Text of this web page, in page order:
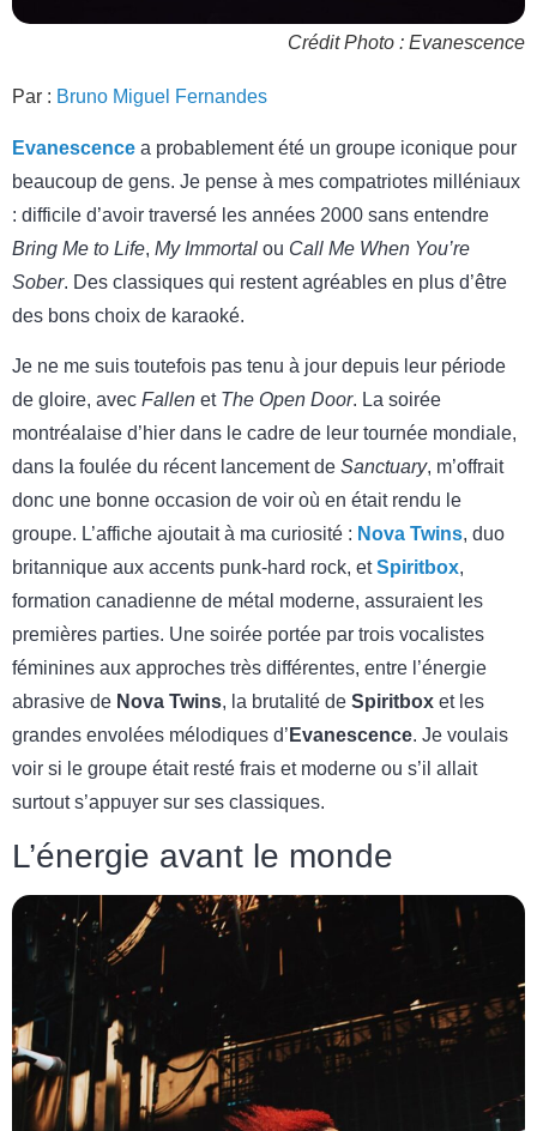
Crédit Photo : Evanescence
Par : Bruno Miguel Fernandes
Evanescence a probablement été un groupe iconique pour
beaucoup de gens. Je pense à mes compatriotes milléniaux
: difficile d’avoir traversé les années 2000 sans entendre
Bring Me to Life, My Immortal ou Call Me When You’re
Sober. Des classiques qui restent agréables en plus d’être
des bons choix de karaoké.
Je ne me suis toutefois pas tenu à jour depuis leur période
de gloire, avec Fallen et The Open Door. La soirée
montréalaise d’hier dans le cadre de leur tournée mondiale,
dans la foulée du récent lancement de Sanctuary, m’offrait
donc une bonne occasion de voir où en était rendu le
groupe. L’affiche ajoutait à ma curiosité : Nova Twins, duo
britannique aux accents punk-hard rock, etSpiritbox,
formation canadienne de métal moderne, assuraient les
premières parties. Une soirée portée par trois vocalistes
féminines aux approches très différentes, entre l’énergie
abrasive de Nova Twins, la brutalité de Spiritbox et les
grandes envolées mélodiques d’ Evanescence. Je voulais
voir si le groupe était resté frais et moderne ou s’il allait
surtout s’appuyer sur ses classiques.
L’énergie avant le monde